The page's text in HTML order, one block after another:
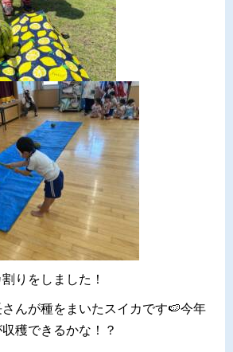
りをしました！
んが種をまいたスイカです🍉今年
穫できるかな！？